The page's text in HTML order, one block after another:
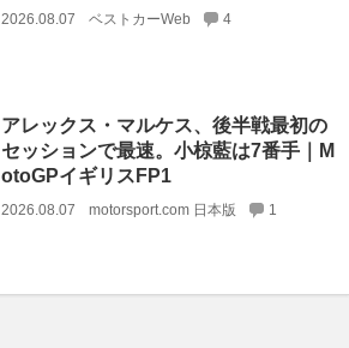
2026.08.07 ベストカーWeb 4
アレックス・マルケス、後半戦最初の
セッションで最速。小椋藍は7番手｜M
otoGPイギリスFP1
2026.08.07 motorsport.com 日本版 1